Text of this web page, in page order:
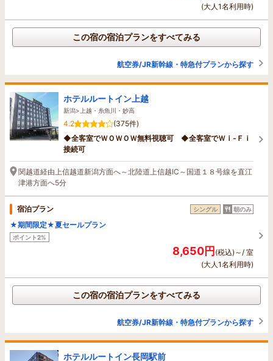
(大人1名利用時)
この宿の宿泊プランをすべてみる
航空券/JR新幹線・特急付プランから探す
ホテルルートイン上越
新潟>上越・糸魚川・妙高
4.2
(375件)
◆全客室でＷＯＷＯＷ無料視聴可 ◆全客室でＷｉ-Ｆｉ
接続可
関越道経由上信越道新潟方面へ～北陸道上信越IC～国道１８号線を直江
津港方面へ5分
宿泊プラン シングル 朝のみ
★期間限定★夏セールプラン
ポイント2%
8,650円(税込)～/ 室
(大人1名利用時)
この宿の宿泊プランをすべてみる
航空券/JR新幹線・特急付プランから探す
ホテルルートイン長岡駅前